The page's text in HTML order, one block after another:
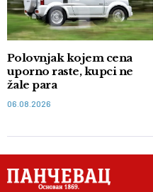
Polovnjak kojem cena
uporno raste, kupci ne
žale para
06.08.2026